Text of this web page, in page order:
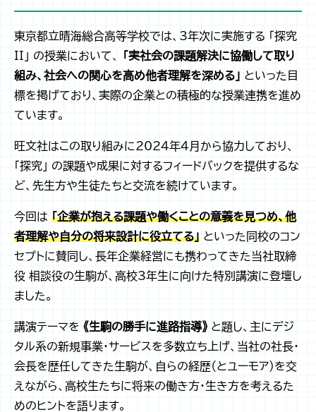
東京都立晴海総合高等学校では、3年次に実施する 「探究
II」 の授業において、
「実社会の課題解決に協働して取り
組み、社会への関心を高め他者理解を深める」 といった目
標を掲げており、実際の企業との積極的な授業連携を進め
ています。
旺文社はこの取り組みに2024年4月から協力しており、
「探究」 の課題や成果に対するフィードバックを提供するな
ど、先生方や生徒たちと交流を続けています。
今回は 「企業が抱える課題や働くことの意義を見つめ、他
者理解や自分の将来設計に役立てる」 といった同校のコン
セプトに賛同し、長年企業経営にも携わってきた当社取締
役 相談役の生駒が、高校3年生に向けた特別講演に登壇し
ました。
講演テーマを 《生駒の勝手に進路指導》 と題し、主にデジ
タル系の新規事業・サービスを多数立ち上げ、当社の社長・
会長を歴任してきた生駒が、自らの経歴（とユーモア）を交
えながら、高校生たちに将来の働き方・生き方を考えるた
めのヒントを語ります。